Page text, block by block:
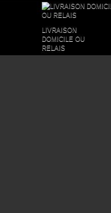
LIVRAISON
DOMICILE OU
RELAIS